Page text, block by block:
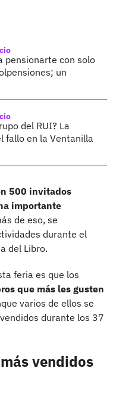
pensionarte con solo
un
del RUI? La
fallo en la Ventanilla
500 invitados
importante
de eso, se
durante el
del Libro.
feria es que los
que más les gusten
varios de ellos se
durante los 37
vendidos